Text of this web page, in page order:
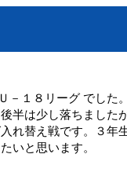
１８リーグ でした
半は少し落ちました
れ替え戦です。３年
いと思います。